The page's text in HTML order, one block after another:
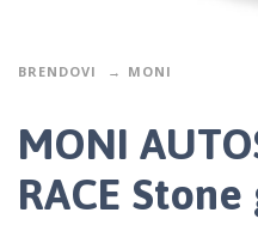
BRENDOVI MONI
MONI
RACE